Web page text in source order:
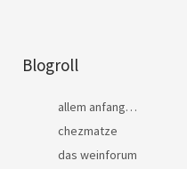
Blogroll
allem anfang…
chezmatze
das weinforum